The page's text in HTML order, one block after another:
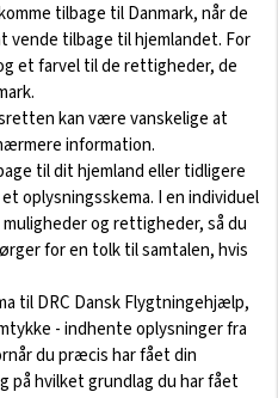
tilbage til Danmark, når de
tilbage til hjemlandet. For
et farvel til de rettigheder, de
kan være vanskelige at
information.
til dit hjemland eller tidligere
oplysningsskema. I en individuel
og rettigheder, så du
for en tolk til samtalen, hvis
til DRC Dansk Flygtningehjælp,
- indhente oplysninger fra
du præcis har fået din
på hvilket grundlag du har fået